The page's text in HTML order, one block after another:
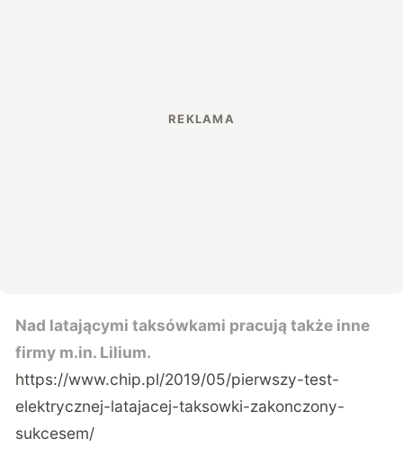
Nad latającymi taksówkami pracują także inne
firmy m.in. Lilium.
https://www.chip.pl/2019/05/pierwszy-test-
elektrycznej-latajacej-taksowki-zakonczony-
sukcesem/